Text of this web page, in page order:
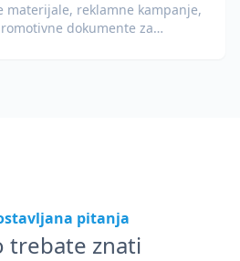
materijale, reklamne kampanje,
dokumente za
pitanja
trebate znati